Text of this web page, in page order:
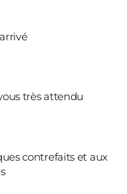
très attendu
contrefaits et aux